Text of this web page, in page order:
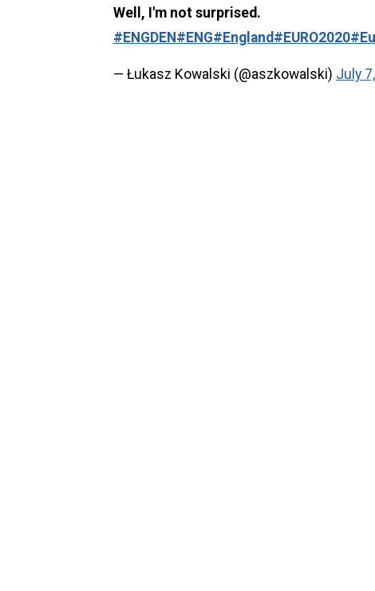
Well, I'm not surprised.
#ENGDEN #ENG#England#EURO2020
— Łukasz Kowalski (@aszkowalski) July